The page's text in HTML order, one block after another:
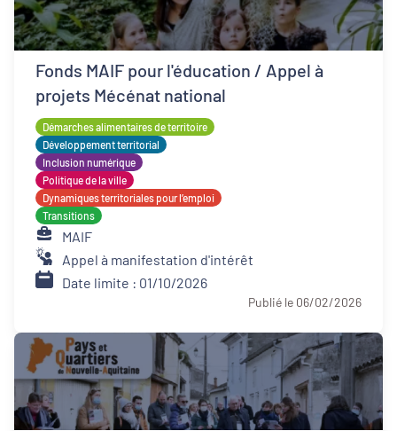
Fonds MAIF pour l'éducation / Appel à
projets Mécénat national
Démarches alimentaires de territoire
Développement territorial
Inclusion numérique
Politique de la ville
Dynamiques territoriales pour l’emploi
Transitions
MAIF
Appel à manifestation d'intérêt
Date limite : 01/10/2026
Publié le 06/02/2026